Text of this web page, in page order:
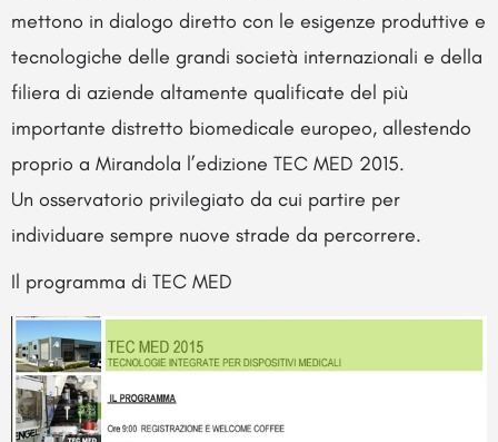
mettono in dialogo diretto con le esigenze produttive e
tecnologiche delle grandi società internazionali e della
filiera di aziende altamente qualificate del più
importante distretto biomedicale europeo, allestendo
proprio a Mirandola l’edizione TEC MED 2015.
Un osservatorio privilegiato da cui partire per
individuare sempre nuove strade da percorrere.
Il programma di TEC MED